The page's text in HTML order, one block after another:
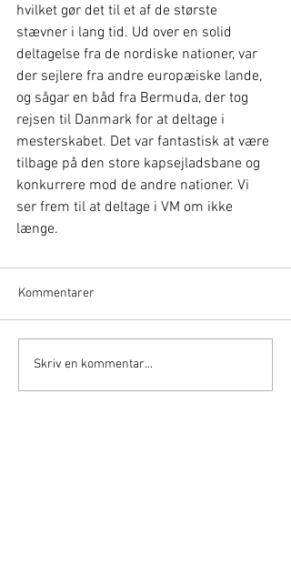
hvilket gør det til et af de største
stævner i lang tid. Ud over en solid
deltagelse fra de nordiske nationer, var
der sejlere fra andre europæiske lande,
og sågar en båd fra Bermuda, der tog
rejsen til Danmark for at deltage i
mesterskabet. Det var fantastisk at være
tilbage på den store kapsejladsbane og
konkurrere mod de andre nationer. Vi
ser frem til at deltage i VM om ikke
længe.
Kommentarer
Skriv en kommentar...